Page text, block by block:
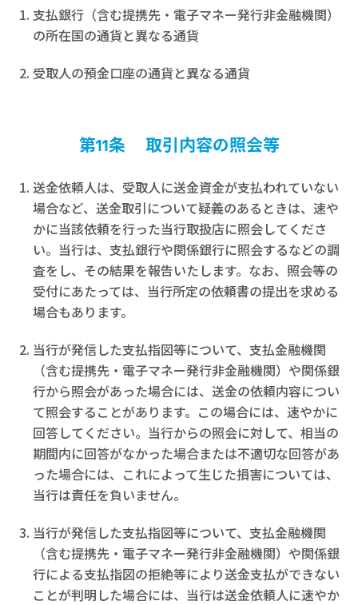
支払銀行（含む提携先・電子マネー発行非金融機関）
の所在国の通貨と異なる通貨
受取人の預金口座の通貨と異なる通貨
第11条 取引内容の照会等
送金依頼人は、受取人に送金資金が支払われていない
場合など、送金取引について疑義のあるときは、速や
かに当該依頼を行った当行取扱店に照会してくださ
い。当行は、支払銀行や関係銀行に照会するなどの調
査をし、その結果を報告いたします。なお、照会等の
受付にあたっては、当行所定の依頼書の提出を求める
場合もあります。
当行が発信した支払指図等について、支払金融機関
（含む提携先・電子マネー発行非金融機関）や関係銀
行から照会があった場合には、送金の依頼内容につい
て照会することがあります。この場合には、速やかに
回答してください。当行からの照会に対して、相当の
期間内に回答がなかった場合または不適切な回答があ
った場合には、これによって生じた損害については、
当行は責任を負いません。
当行が発信した支払指図等について、支払金融機関
（含む提携先・電子マネー発行非金融機関）や関係銀
行による支払指図の拒絶等により送金支払ができない
ことが判明した場合には、当行は送金依頼人に速やか